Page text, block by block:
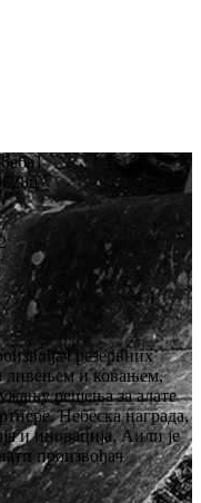
резервних
ливењем и ковањем,
решења за алате
Небеска награда,
и иновација, Аили је
произвођач